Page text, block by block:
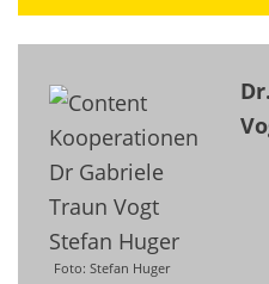
Foto: Stefan Huger